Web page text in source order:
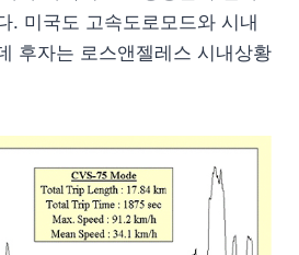
. 미국도 고속도로모드와 시내
후자는 로스앤젤레스 시내상황